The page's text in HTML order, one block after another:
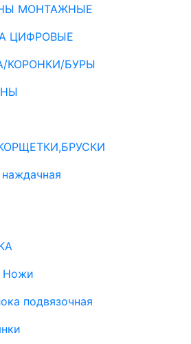
МОНТАЖНЫЕ
ЦИФРОВЫЕ
КОРОНКИ/БУРЫ
Ножи
подвязочная